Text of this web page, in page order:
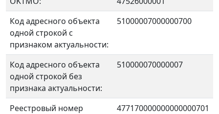
Код адресного объекта
одной строкой с
признаком актуальности:
51000007000000700
Код адресного объекта
одной строкой без
признака актуальности:
510000070000007
Реестровый номер
477170000000000000701